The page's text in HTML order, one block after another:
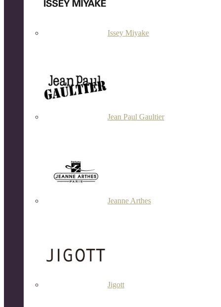
Issey Miyake
Jean Paul Gaultier
Jeanne Arthes
Jigott